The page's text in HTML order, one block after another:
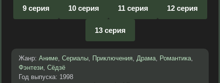
9 серия 10 серия 11 серия 12 серия
13 серия
Жанр: Аниме, Сериалы, Приключения, Драма, Романтика,
Фэнтези, Сёдзё
Год выпуска: 1998